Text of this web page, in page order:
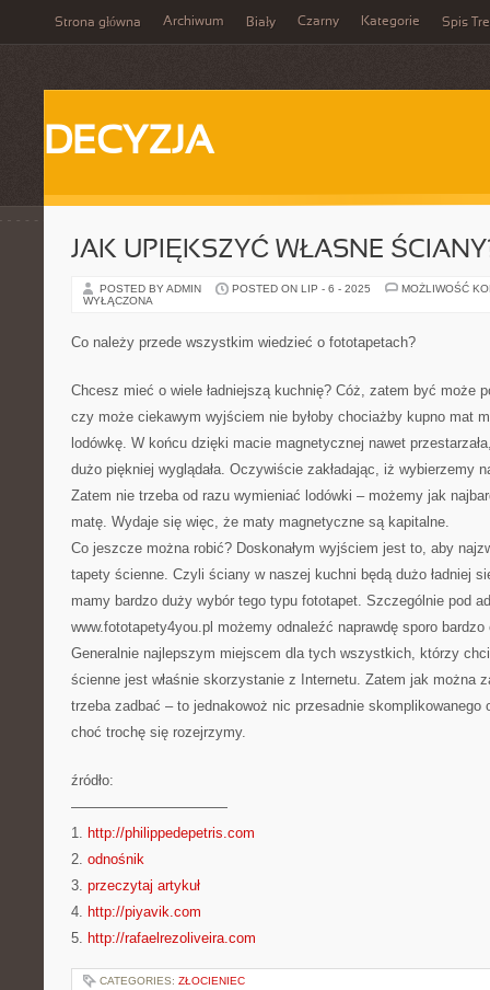
Strona główna Archiwum Biały Czarny Kategorie Spis
DECYZJA
JAK UPIĘKSZYĆ WŁASNE
POSTED BY ADMIN POSTED ON LIP - 6 - 2025
MOŻLIWOŚĆ
WYŁĄCZONA
Co należy przede wszystkim wiedzieć o fototapetach?
Chcesz mieć o wiele ładniejszą kuchnię? Cóż, zatem być może
czy może ciekawym wyjściem nie byłoby chociażby kupno mat
lodówkę. W końcu dzięki macie magnetycznej nawet
dużo piękniej wyglądała. Oczywiście zakładając, iż wybierzemy
Zatem nie trzeba od razu wymieniać lodówki – możemy jak
matę. Wydaje się więc, że maty magnetyczne są kapitalne.
Co jeszcze można robić? Doskonałym wyjściem jest to, aby
tapety ścienne. Czyli ściany w naszej kuchni będą dużo ładniej
mamy bardzo duży wybór tego typu fototapet. Szczególnie pod
www.fototapety4you.pl możemy odnaleźć naprawdę sporo
Generalnie najlepszym miejscem dla tych wszystkich, którzy
ścienne jest właśnie skorzystanie z Internetu. Zatem jak można
trzeba zadbać – to jednakowoż nic przesadnie skomplikowanego
choć trochę się rozejrzymy.
źródło:
———————————
1. http://philippedepetris.com
2. odnośnik
3. przeczytaj artykuł
4. http://piyavik.com
5. http://rafaelrezoliveira.com
CATEGORIES: ZŁOCIENIEC